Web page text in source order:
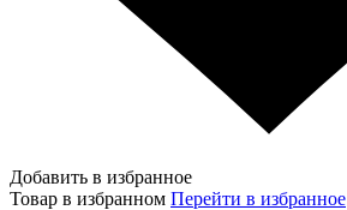
Добавить в избранное
Товар в избранном Перейти в избранное